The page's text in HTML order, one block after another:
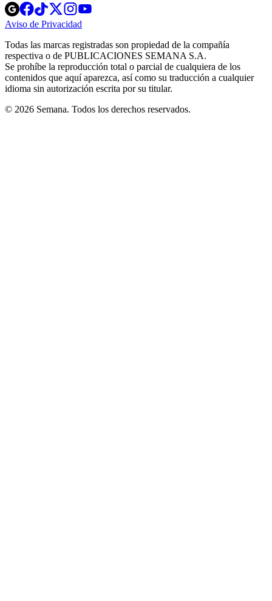
Opens
in
new
Opens
in
new
Opens
in
new
window
Opens
new
windowwindow
Aviso de Privacidad
new
window
Todas las marcas registradas son propiedad de la compañía
respectiva o de PUBLICACIONES SEMANA S.A.
Se prohíbe la reproducción total o parcial de cualquiera de los
contenidos que aquí aparezca, así como su traducción a cualquier
idioma sin autorización escrita por su titular.
© 2026 Semana. Todos los derechos reservados.